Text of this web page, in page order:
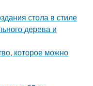
стола в стиле
дерева и
которое можно